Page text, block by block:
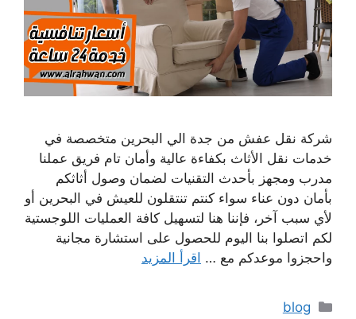
شركة نقل عفش من جدة الي البحرين متخصصة في
خدمات نقل الأثاث بكفاءة عالية وأمان تام فريق عملنا
مدرب ومجهز بأحدث التقنيات لضمان وصول أثاثكم
بأمان دون عناء سواء كنتم تنتقلون للعيش في البحرين أو
لأي سبب آخر، فإننا هنا لتسهيل كافة العمليات اللوجستية
لكم اتصلوا بنا اليوم للحصول على استشارة مجانية
واحجزوا موعدكم مع … اقرأ المزيد
التصنيفات
blog